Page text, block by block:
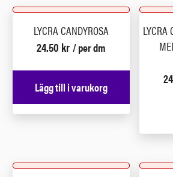
LYCRA CANDYROSA
24.50 kr / per dm
Lägg till i varukorg
LYCRA